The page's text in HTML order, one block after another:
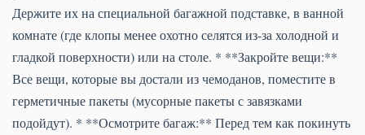
Держите их на специальной багажной подставке, в ванной
комнате (где клопы менее охотно селятся из-за холодной и
гладкой поверхности) или на столе. * **Закройте вещи:**
Все вещи, которые вы достали из чемоданов, поместите в
герметичные пакеты (мусорные пакеты с завязками
подойдут). * **Осмотрите багаж:** Перед тем как покинуть